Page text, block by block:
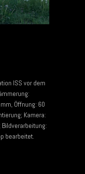
ISS vor dem
Öffnung: 60
Kamera:
Bildverarbeitung:
bearbeitet.